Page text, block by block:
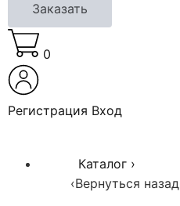
Заказать
0
Регистрация Вход
Каталог ›
‹Вернуться назад